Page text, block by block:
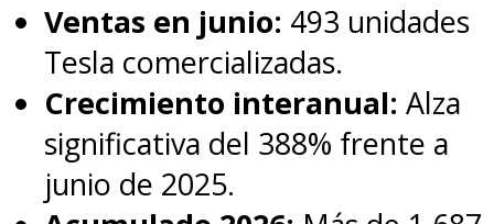
Ventas en junio: 493 unidades
Tesla comercializadas.
Crecimiento interanual: Alza
significativa del 388% frente a
junio de 2025.